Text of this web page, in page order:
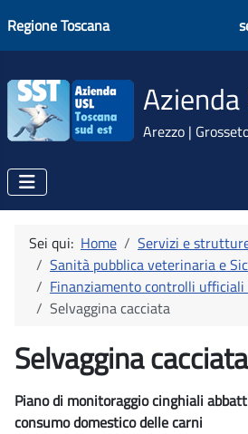
Regione Toscana
Arezzo |
Sei qui: Home
Servizi e
Sanità pubblica veterinaria e
Finanziamento controlli ufficiali
Selvaggina cacciata
Selvaggina cacciata
Piano di monitoraggio cinghiali
consumo domestico delle carni